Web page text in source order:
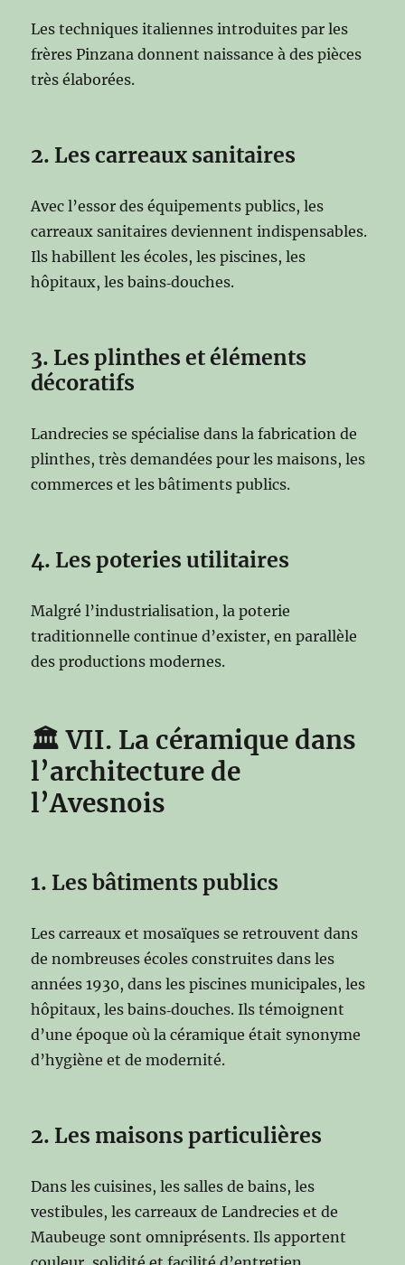
Les techniques italiennes introduites par les
frères Pinzana donnent naissance à des pièces
très élaborées.
2. Les carreaux sanitaires
Avec l’essor des équipements publics, les
carreaux sanitaires deviennent indispensables.
Ils habillent les écoles, les piscines, les
hôpitaux, les bains‑douches.
3. Les plinthes et éléments
décoratifs
Landrecies se spécialise dans la fabrication de
plinthes, très demandées pour les maisons, les
commerces et les bâtiments publics.
4. Les poteries utilitaires
Malgré l’industrialisation, la poterie
traditionnelle continue d’exister, en parallèle
des productions modernes.
🏛VII. La céramique dans
l’architecture de
l’Avesnois
1. Les bâtiments publics
Les carreaux et mosaïques se retrouvent dans
de nombreuses écoles construites dans les
années 1930, dans les piscines municipales, les
hôpitaux, les bains‑douches. Ils témoignent
d’une époque où la céramique était synonyme
d’hygiène et de modernité.
2. Les maisons particulières
Dans les cuisines, les salles de bains, les
vestibules, les carreaux de Landrecies et de
Maubeuge sont omniprésents. Ils apportent